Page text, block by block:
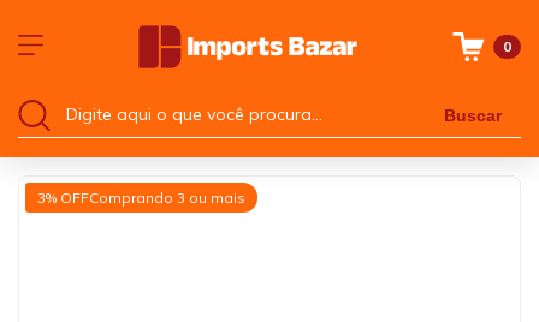
0
Buscar
3% OFFComprando 3 ou mais